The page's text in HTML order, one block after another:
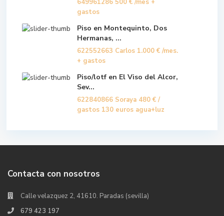
649961286 500 € /mes +
gastos
Piso en Montequinto, Dos
Hermanas, ...
622552663 Carlos 1.000 € /mes.
+ gastos
Piso/lotf en El Viso del Alcor,
Sev...
622840866 Soraya 480 € /
gastos 130 euros agua+luz
Contacta con nosotros
Calle velazquez 2, 41610. Paradas (sevilla)
679 423 197